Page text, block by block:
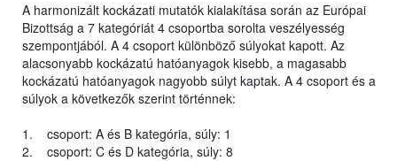
A harmonizált kockázati mutatók kialakítása során az Európai
Bizottság a 7 kategóriát 4 csoportba sorolta veszélyesség
szempontjából. A 4 csoport különböző súlyokat kapott. Az
alacsonyabb kockázatú hatóanyagok kisebb, a magasabb
kockázatú hatóanyagok nagyobb súlyt kaptak. A 4 csoport és a
súlyok a következők szerint történnek:
1. csoport: A és B kategória, súly: 1
2. csoport: C és D kategória, súly: 8